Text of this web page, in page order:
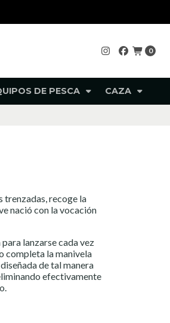
0
DE PESCA CAZA
trenzadas, recoge la
nació con la vocación
lanzarse cada vez
completa la manivela
de tal manera
efectivamente